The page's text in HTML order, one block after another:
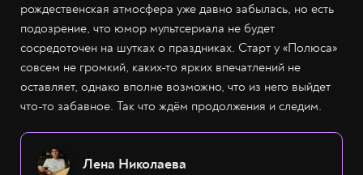
рождественская атмосфера уже давно забылась, но есть
подозрение, что юмор мультсериала не будет
сосредоточен на шутках о праздниках. Старт у «Полюса»
совсем не громкий, каких-то ярких впечатлений не
оставляет, однако вполне возможно, что из него выйдет
что-то забавное. Так что ждём продолжения и следим.
Лена Николаева